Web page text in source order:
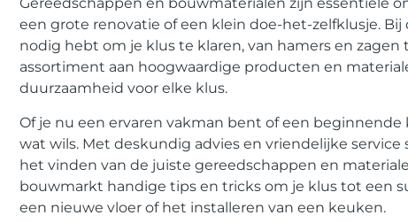
een grote renovatie of een klein doe-het-zelfklusje. Bij
nodig hebt om je klus te klaren, van hamers en
assortiment aan hoogwaardige producten en
duurzaamheid voor elke klus.
Of je nu een ervaren vakman bent of een
wat wils. Met deskundig advies en vriendelijke
het vinden van de juiste gereedschappen en
bouwmarkt handige tips en tricks om je klus tot een
een nieuwe vloer of het installeren van een keuken.